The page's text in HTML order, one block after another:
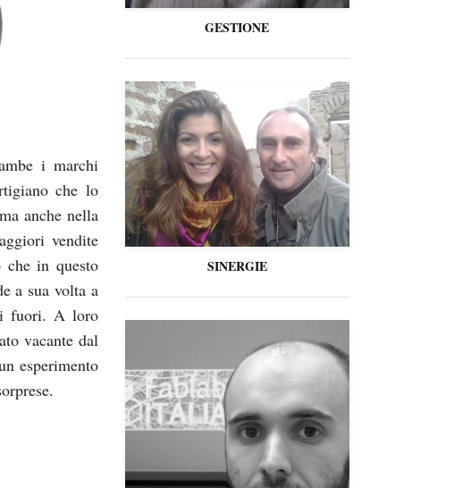
i marchi
che lo
anche nella
vendite
in questo
a sua volta a
fuori. A loro
vacante dal
esperimento
GESTIONE
SINERGIE